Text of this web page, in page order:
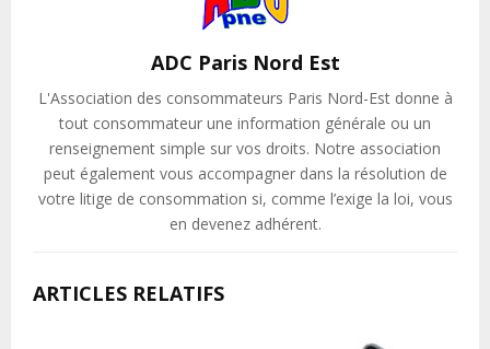
ADC Paris Nord Est
L'Association des consommateurs Paris Nord-Est donne à
tout consommateur une information générale ou un
renseignement simple sur vos droits. Notre association
peut également vous accompagner dans la résolution de
votre litige de consommation si, comme l’exige la loi, vous
en devenez adhérent.
ARTICLES RELATIFS